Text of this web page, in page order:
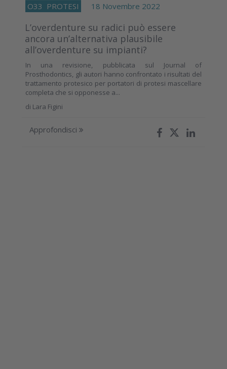
O33 PROTESI 18 Novembre 2022
L’overdenture su radici può essere
ancora un’alternativa plausibile
all’overdenture su impianti?
In una revisione, pubblicata sul Journal of
Prosthodontics, gli autori hanno confrontato i risultati del
trattamento protesico per portatori di protesi mascellare
completa che si opponesse a...
di Lara Figini
Approfondisci